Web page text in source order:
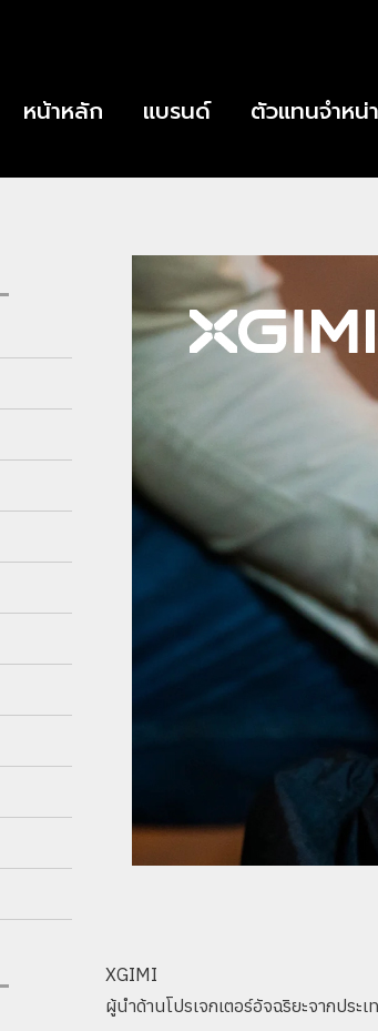
หน้าหลัก แบรนด์ ตัวแทนจำหน่
XGIMI
ผู้นำด้านโปรเจกเตอร์อัจฉริยะจากประ